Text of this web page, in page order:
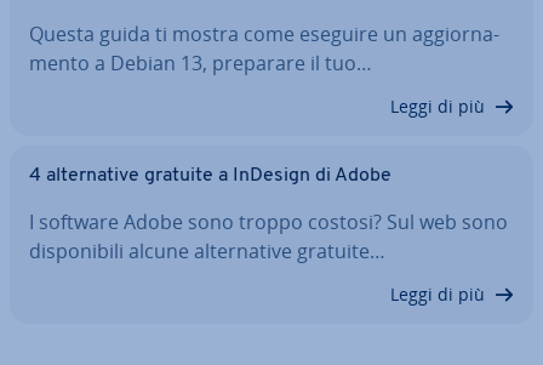
Questa guida ti mostra come eseguire un ag­gior­na­
men­to a Debian 13, preparare il tuo…
Leggi di più
4 al­ter­na­ti­ve gratuite a InDesign di Adobe
I software Adobe sono troppo costosi? Sul web sono
di­spo­ni­bi­li alcune al­ter­na­ti­ve gratuite…
Leggi di più